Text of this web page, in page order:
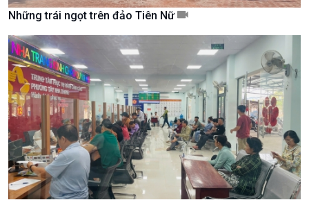
Chuyển đổi Xanh
Tài nguyên và Môi trường
Chuyên gia của bạn
Xã hội chuyển động
Bước chân đến trường
Sống chung với biến đổi
khí hậu
Những trái ngọt trên đảo Tiên Nữ